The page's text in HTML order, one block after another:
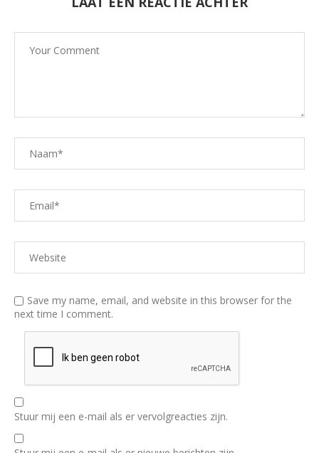
Save my name, email, and website in this browser for the
next time I comment.
Stuur mij een e-mail als er vervolgreacties zijn.